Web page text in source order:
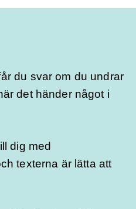
du svar om du undrar
det händer något i
dig med
texterna är lätta att